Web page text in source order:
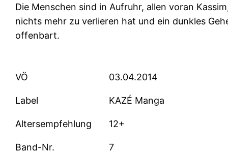
Die Menschen sind in Aufruhr, allen voran
nichts mehr zu verlieren hat und ein dunkles
offenbart.
VÖ 03.04.2014
Label KAZÉ Manga
Altersempfehlung 12+
Band-Nr. 7